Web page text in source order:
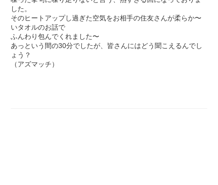
した。
そのヒートアップし過ぎた空気をお相手の住友さんが柔らか〜
いタオルのお話で
ふんわり包んでくれました〜
あっという間の30分でしたが、皆さんにはどう聞こえるんでし
ょう？
（アズマッチ）